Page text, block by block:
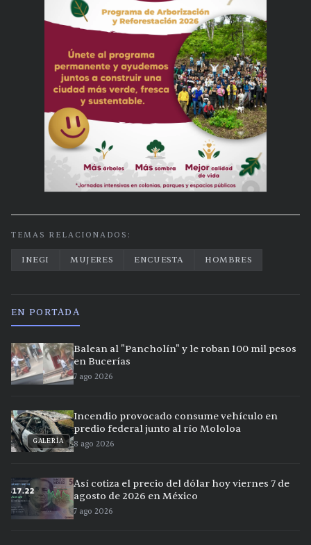
TEMAS RELACIONADOS:
INEGI MUJERES ENCUESTA HOMBRES
EN PORTADA
Balean al "Pancholín" y le roban 100 mil pesos
en Bucerías
7 ago 2026
GALERÍA
Incendio provocado consume vehículo en
predio federal junto al río Mololoa
8 ago 2026
Así cotiza el precio del dólar hoy viernes 7 de
agosto de 2026 en México
7 ago 2026